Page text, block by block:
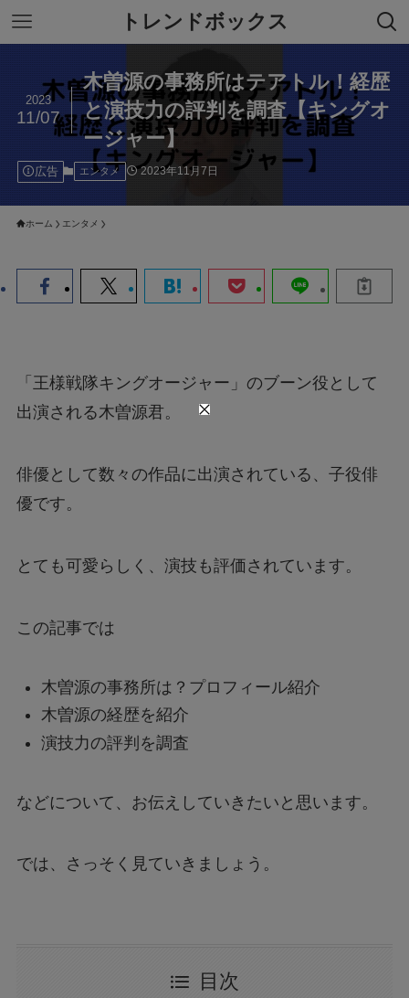
トレンドボックス
木曽源の事務所はテアトル！経歴
と演技力の評判を調査【キングオ
ージャー】
2023
11/07
広告 エンタメ 2023年11月7日
ホーム エンタメ
「王様戦隊キングオージャー」のブーン役として
出演される木曽源君。
俳優として数々の作品に出演されている、子役俳
優です。
とても可愛らしく、演技も評価されています。
この記事では
木曽源の事務所は？プロフィール紹介
木曽源の経歴を紹介
演技力の評判を調査
などについて、お伝えしていきたいと思います。
では、さっそく見ていきましょう。
目次